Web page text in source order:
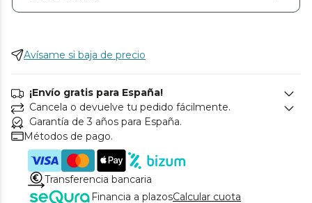
Avísame si baja de precio
¡Envío gratis para España!
Cancela o devuelve tu pedido fácilmente.
Garantía de 3 años para España.
Métodos de pago.
Transferencia bancaria
Financia a plazosCalcular cuota